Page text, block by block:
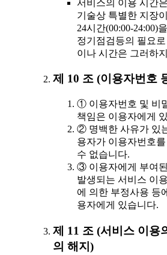
서비스의 이용 시간
기술상 특별한 지장
24시간(00:00-24:00)
정기점검등의 필요
이나 시간은 그러하
제 10 조 (이용자번호
① 이용자번호 및 비
책임은 이용자에게
② 명백한 사유가 있
용자가 이용자번호
수 없습니다.
③ 이용자에게 부여
발생되는 서비스 이
에 의한 부정사용 등
용자에게 있습니다.
제 11 조 (서비스 이용
의 해지)